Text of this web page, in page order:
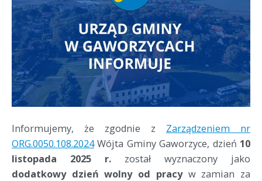
Informujemy, że zgodnie z Zarządzeniem nr
ORG.0050.108.2024Wójta Gminy Gaworzyce, dzień 10
listopada 2025 r. został wyznaczony jako
dodatkowy dzień wolny od pracyw zamian za